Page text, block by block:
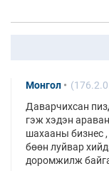
Монгол
Даварчихсан
гэж хэдэн
шахааны бизнес
бөөн луйвар
доромжилж